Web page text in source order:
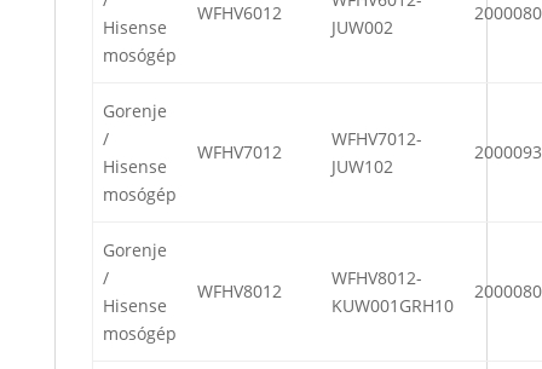
Hisense
mosógép
WFHV6012
JUW002
Gorenje
/
Hisense
mosógép
WFHV7012
WFHV7012-
JUW102
Gorenje
/
Hisense
mosógép
WFHV8012
WFHV8012-
KUW001GRH10